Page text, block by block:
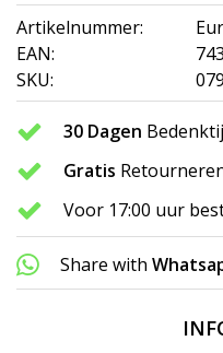
Artikelnummer:
EAN:
SKU:
30 Dagen
Gratis
Voor 17:00 uur
Share with